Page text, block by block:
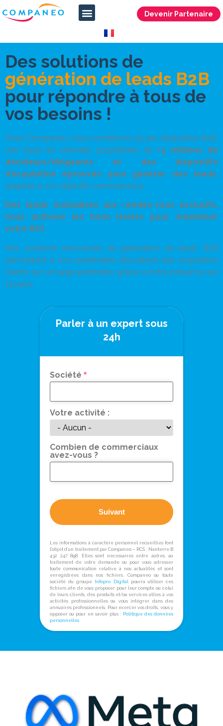
Devenir Partenaire
Des solutions de
génération de leads B2B
pour répondre à tous de
vos besoins !
Chez Companeo, nous combinons 25 ans d’expertise B2B,
une base de données propriétaire de+4 millions de
décideurs/dirigeants et des dispositifs
d’acquisition éprouvés pour générer des
leads,
adaptés à vos objectifs commerciaux.
Des leads mutualisés aux rendez-vous exclusifs,
nous activons les bons leviers pour maximiser
votre ROI.
Nos solutions innovantes de génération de leads B2B
permettent à nos partenaires d’accélerer leur acquisition
clients sur un large perimètre, grâce à notre présence sur
13 pays.
Parler à un expert sous
24h
Société *
Votre activité :
Combien de commerciaux
avez-vous ?
Suivant
Les informations à caractère personnel recueillies font
l’objet d’un traitement par Companeo – RCS : Nanterre B
432 247 898. Elles sont nécessaires entre autres, au
traitement de votre demande ou pour vous adresser
toute communication relative à nos actualités et sont
enregistrées dans nos fichiers. Companeo ou toute
société du groupe
Infopro Digital
pourra utiliser ces
fichiers afin de vous proposer pour leur compte ou celui
de leurs clients, des produits et/ou services utiles à vos
activités professionnelles ou vous intégrer dans des
annuaires professionnels. Pour exercer vos droits, vous y
opposer ou pour en savoir plus :
Politique des données
personnelles